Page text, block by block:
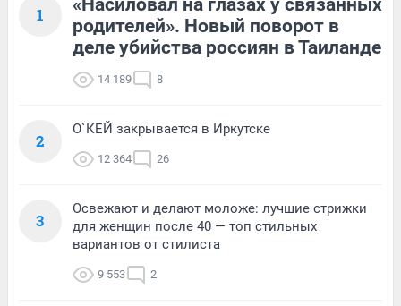
1
«Насиловал на глазах у связанных
родителей». Новый поворот в
деле убийства россиян в Таиланде
14 189 8
2
О`КЕЙ закрывается в Иркутске
12 364 26
3
Освежают и делают моложе: лучшие стрижки
для женщин после 40 — топ стильных
вариантов от стилиста
9 553 2